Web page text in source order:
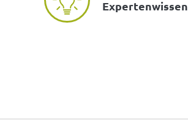
Expertenwissen